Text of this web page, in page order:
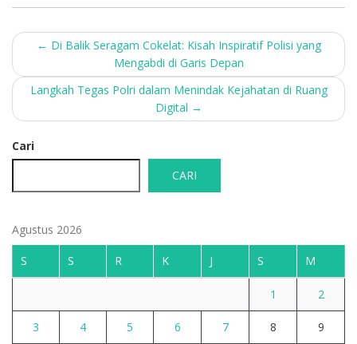
Post
navigation
← Di Balik Seragam Cokelat: Kisah Inspiratif Polisi yang
Mengabdi di Garis Depan
Langkah Tegas Polri dalam Menindak Kejahatan di Ruang
Digital →
Cari
CARI
Agustus 2026
S S R K J S M
1 2
3 4 5 6 7 8 9